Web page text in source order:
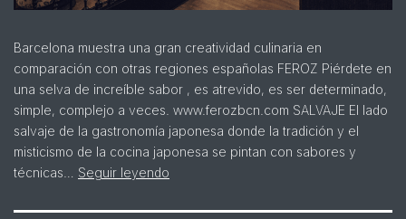
Barcelona muestra una gran creatividad culinaria en
comparación con otras regiones españolas FEROZ Piérdete en
una selva de increíble sabor , es atrevido, es ser determinado,
simple, complejo a veces. www.ferozbcn.com SALVAJE El lado
salvaje de la gastronomía japonesa donde la tradición y el
misticismo de la cocina japonesa se pintan con sabores y
técnicas… Seguir leyendo